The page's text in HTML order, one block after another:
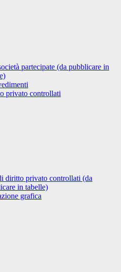
partecipate (da pubblicare in
privato controllati
diritto privato controllati (da
in tabelle)
grafica